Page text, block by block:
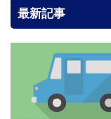
最新記事